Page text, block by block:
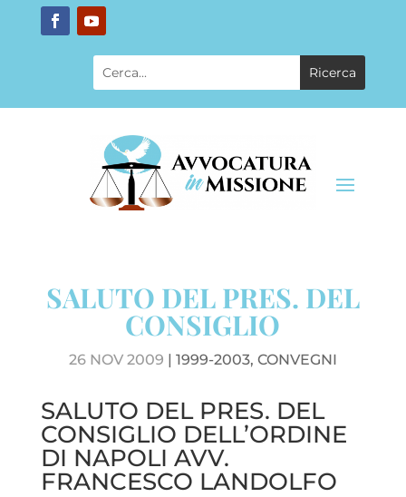
SALUTO DEL PRES. DEL
CONSIGLIO
26 NOV 2009 | 1999-2003, CONVEGNI
SALUTO DEL PRES. DEL
CONSIGLIO DELL’ORDINE
DI NAPOLI AVV.
FRANCESCO LANDOLFO